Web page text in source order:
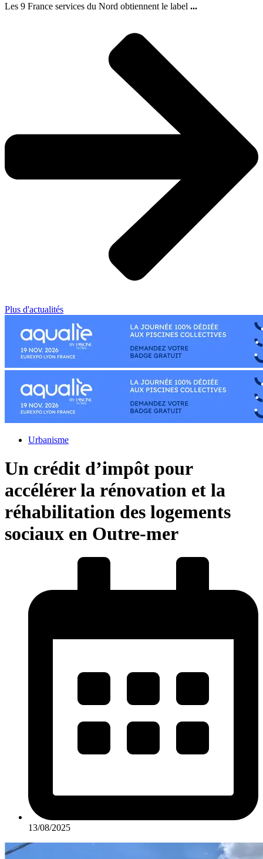
Les 9 France services du Nord obtiennent le label ...
Plus d'actualités
Urbanisme
Un crédit d’impôt pour
accélérer la rénovation et la
réhabilitation des logements
sociaux en Outre-mer
13/08/2025